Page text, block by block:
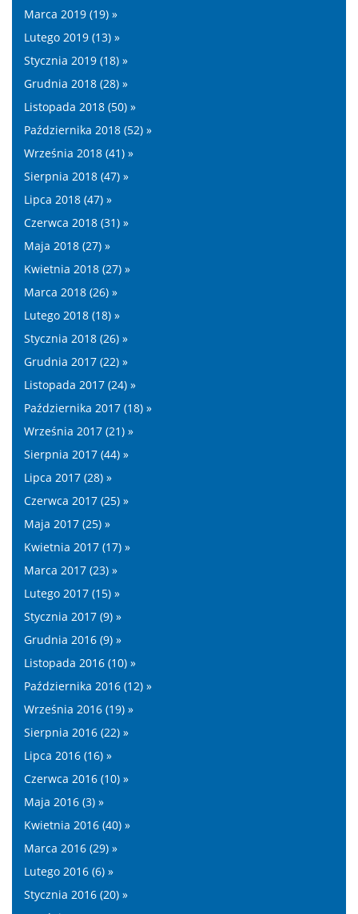
Marca 2019 (19) »
Lutego 2019 (13) »
Stycznia 2019 (18) »
Grudnia 2018 (28) »
Listopada 2018 (50) »
Października 2018 (52) »
Września 2018 (41) »
Sierpnia 2018 (47) »
Lipca 2018 (47) »
Czerwca 2018 (31) »
Maja 2018 (27) »
Kwietnia 2018 (27) »
Marca 2018 (26) »
Lutego 2018 (18) »
Stycznia 2018 (26) »
Grudnia 2017 (22) »
Listopada 2017 (24) »
Października 2017 (18) »
Września 2017 (21) »
Sierpnia 2017 (44) »
Lipca 2017 (28) »
Czerwca 2017 (25) »
Maja 2017 (25) »
Kwietnia 2017 (17) »
Marca 2017 (23) »
Lutego 2017 (15) »
Stycznia 2017 (9) »
Grudnia 2016 (9) »
Listopada 2016 (10) »
Października 2016 (12) »
Września 2016 (19) »
Sierpnia 2016 (22) »
Lipca 2016 (16) »
Czerwca 2016 (10) »
Maja 2016 (3) »
Kwietnia 2016 (40) »
Marca 2016 (29) »
Lutego 2016 (6) »
Stycznia 2016 (20) »